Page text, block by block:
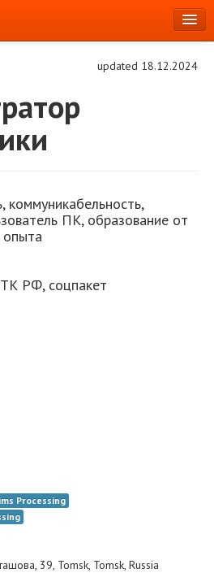
updated 18.12.2024
коммуникабельность,
ПК, образование от
опыта
РФ, соцпакет
Processing
39, Tomsk, Tomsk, Russia